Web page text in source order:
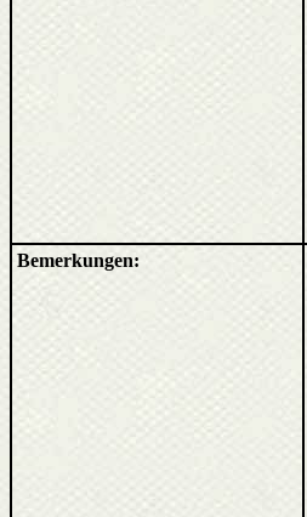
Bemerkungen: